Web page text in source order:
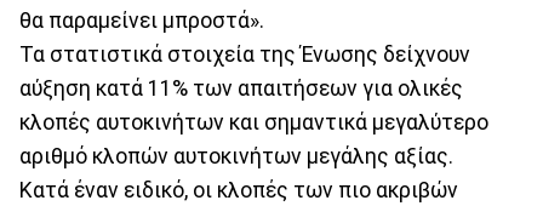
θα παραμείνει μπροστά».
Τα στατιστικά στοιχεία της Ένωσης δείχνουν
αύξηση κατά 11% των απαιτήσεων για ολικές
κλοπές αυτοκινήτων και σημαντικά μεγαλύτερο
αριθμό κλοπών αυτοκινήτων μεγάλης αξίας.
Κατά έναν ειδικό, οι κλοπές των πιο ακριβών